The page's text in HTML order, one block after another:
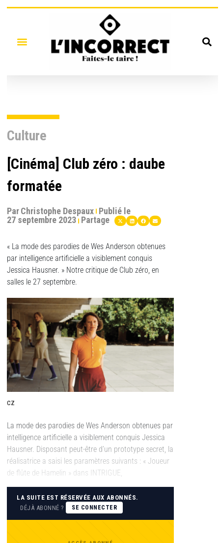
Culture
[Cinéma] Club zéro : daube
formatée
ParChristophe Despaux Publié le
27 septembre 2023 Partage
« La mode des parodies de Wes Anderson obtenues
par intelligence artificielle a visiblement conquis
Jessica Hausner. » Notre critique de Club zéro, en
salles le 27 septembre.
cz
La mode des parodies de Wes Anderson obtenues par
intelligence artificielle a visiblement conquis Jessica
Hausner. Disposant peut-être d’un prototype secret, la
réalisatrice a saisi les paramètres suivants : « Joueur
de flûte de Hamelin » dans INTRIGUE,
LA SUITE EST RÉSERVÉE AUX ABONNÉS.
DÉJÀ ABONNÉ ?
SE CONNECTER